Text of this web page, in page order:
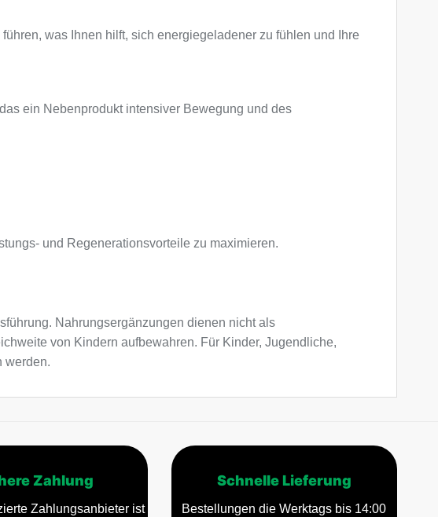
was Ihnen hilft, sich energiegeladener zu fühlen und Ihre
ein Nebenprodukt intensiver Bewegung und des
und Regenerationsvorteile zu maximieren.
Nahrungsergänzungen dienen nicht als
von Kindern aufbewahren. Für Kinder, Jugendliche,
werden.
Zahlung
Zahlungsanbieter ist
Schnelle Lieferung
Bestellungen die Werktags bis 14:00